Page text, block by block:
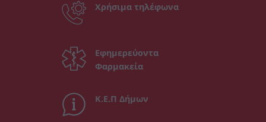
Χρήσιμα τηλέφωνα
Εφημερεύοντα
Φαρμακεία
Κ.Ε.Π Δήμων